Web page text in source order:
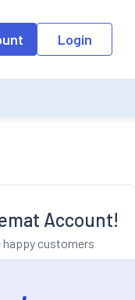
the suggestion list will
Login
Account!
happy customers